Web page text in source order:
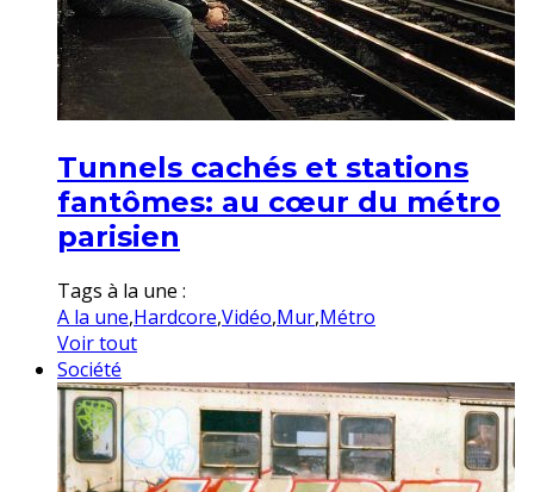
Tunnels cachés et stations
fantômes: au cœur du métro
parisien
Tags à la une :
A la une,Hardcore,Vidéo,Mur,Métro
Voir tout
Société